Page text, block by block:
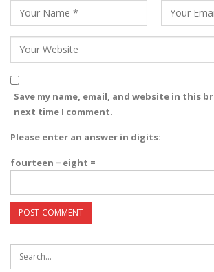
Save my name, email, and website in this
next time I comment.
Please enter an answer in digits:
fourteen − eight =